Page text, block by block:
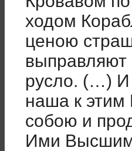
ходом
ценою
выправляют
русло. (…) И
наша к этим
собою и
Ими Высшим